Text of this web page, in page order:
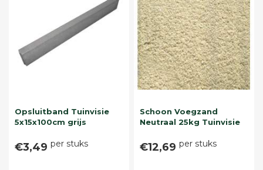
Opsluitband Tuinvisie
5x15x100cm grijs
€3,49 per stuks
Schoon Voegzand
Neutraal 25kg Tuinvisie
€12,69 per stuks